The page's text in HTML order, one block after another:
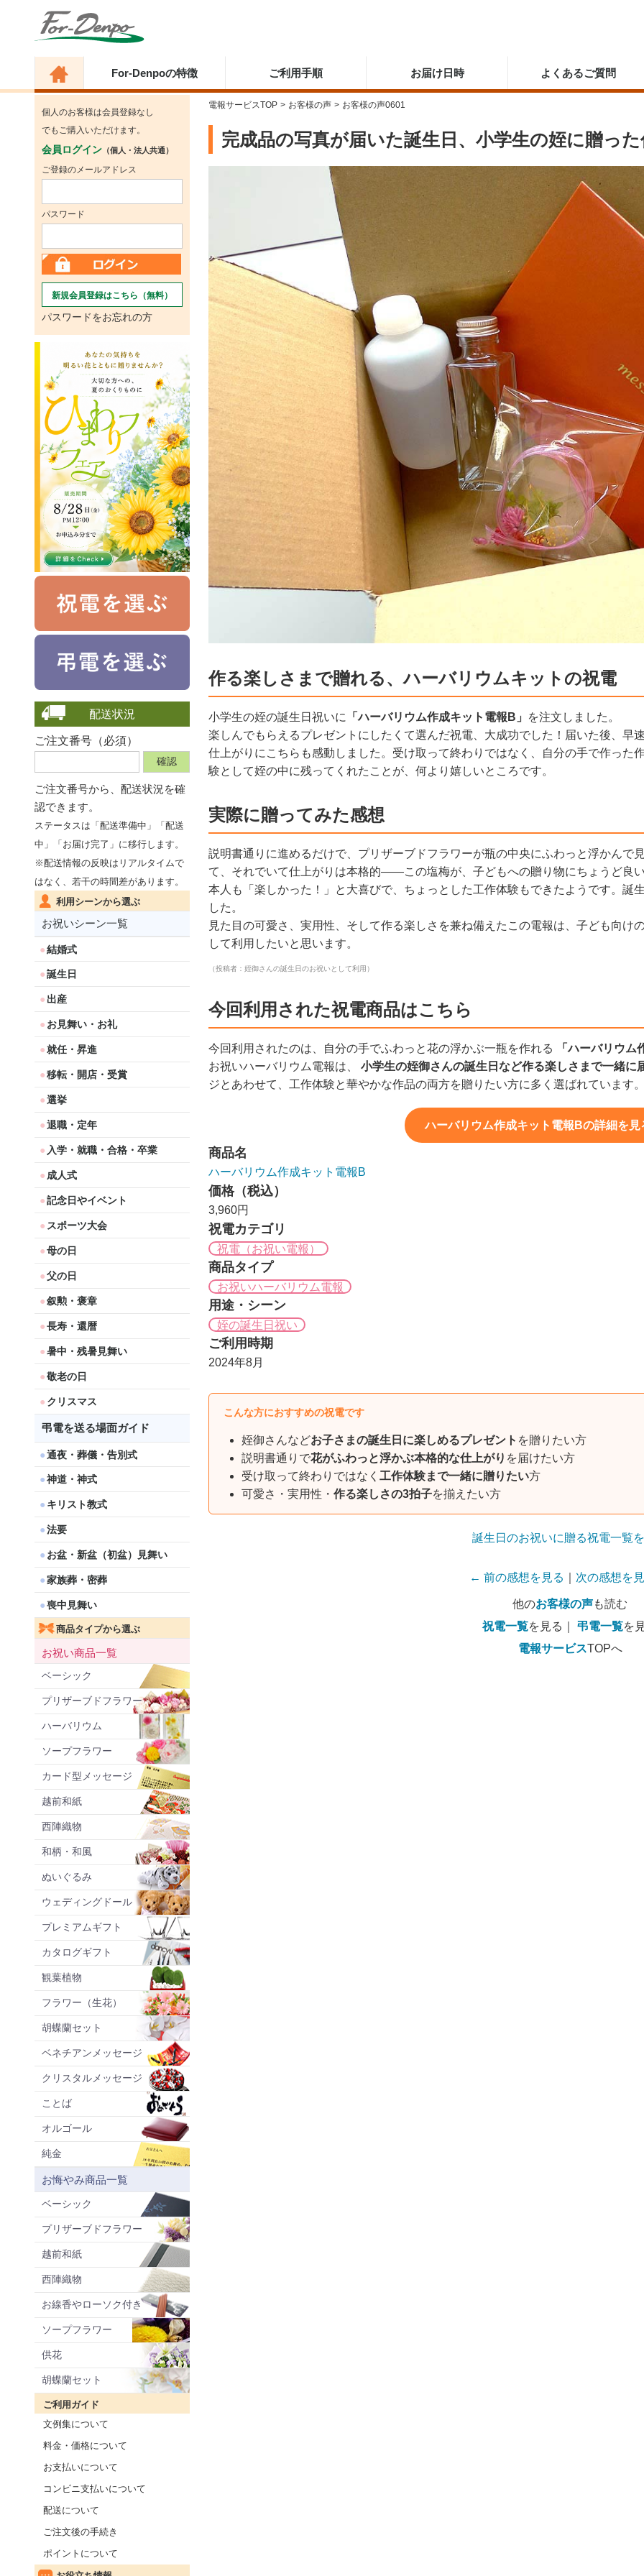
For-Denpoの特徴 ご利用手順 お届け日時 よくあるご質問
個人のお客様は会員登録なし
でもご購入いただけます。
会員ログイン （個人・法人共通）
ご登録のメールアドレス
パスワード
新規会員登録はこちら（無料）
パスワードをお忘れの方
配送状況
ご注文番号（必須）
ご注文番号から、 配送状況を確
認できます。
ステータスは「配送準備中」「配送
中」「お届け完了」に移行します。
※配送情報の反映はリアルタイムで
はなく、若干の時間差があります。
利用シーンから選ぶ
お祝いシーン一覧
結婚式
誕生日
出産
お見舞い・お礼
就任・昇進
移転・開店・受賞
選挙
退職・定年
入学・就職・合格・卒業
成人式
記念日やイベント
スポーツ大会
母の日
父の日
叙勲・褒章
長寿・還暦
暑中・残暑見舞い
敬老の日
クリスマス
弔電を送る場面ガイド
通夜・葬儀・告別式
神道・神式
キリスト教式
法要
お盆・新盆（初盆）見舞い
家族葬・密葬
喪中見舞い
商品タイプから選ぶ
お祝い商品一覧
ベーシック
プリザーブドフラワー
ハーバリウム
ソープフラワー
カード型メッセージ
越前和紙
西陣織物
和柄・和風
ぬいぐるみ
ウェディングドール
プレミアムギフト
カタログギフト
観葉植物
フラワー（生花）
胡蝶蘭セット
ベネチアンメッセージ
クリスタルメッセージ
ことば
オルゴール
純金
お悔やみ商品一覧
ベーシック
プリザーブドフラワー
越前和紙
西陣織物
お線香やローソク付き
ソープフラワー
供花
胡蝶蘭セット
ご利用ガイド
文例集について
料金・価格について
お支払いについて
コンビニ支払いについて
配送について
ご注文後の手続き
ポイントについて
電報サービスTOP > お客様の声 > お客様の声0601
完成品の写真が届いた誕生日、小学生の姪に贈っ
作る楽しさまで贈れる、ハーバリウムキットの祝電
小学生の姪の誕生日祝いに 「ハーバリウム作成キット電報B」
を注文しました。
楽しんでもらえるプレゼントにしたくて選んだ祝電、大成功でした！届いた後、早
仕上がりにこちらも感動しました。受け取って終わりではなく、自分の手で作っ
験として姪の中に残ってくれたことが、何より嬉しいところです。
実際に贈ってみた感想
説明書通りに進めるだけで、プリザーブドフラワーが瓶の中央にふわっと浮かんで
て、それでいて仕上がりは本格的——この塩梅が、子どもへの贈り物にちょうど良
本人も「楽しかった！」と大喜びで、ちょっとした工作体験もできたようです。誕
した。
見た目の可愛さ、実用性、そして作る楽しさを兼ね備えたこの電報は、子ども向け
して利用したいと思います。
（投稿者：姪御さんの誕生日のお祝いとして利用）
今回利用された祝電商品はこちら
今回利用されたのは、自分の手でふわっと花の浮かぶ一瓶を作れる
「ハーバリウ
お祝いハーバリウム電報は、 小学生の姪御さんの誕生日など作る楽しさまで一緒に
ジとあわせて、工作体験と華やかな作品の両方を贈りたい方に多く選ばれています
ハーバリウム作成キット電報Bの詳細を見
商品名
ハーバリウム作成キット電報B
価格（税込）
3,960円
祝電カテゴリ
祝電（お祝い電報）
商品タイプ
お祝いハーバリウム電報
用途・シーン
姪の誕生日祝い
ご利用時期
2024年8月
こんな方におすすめの祝電です
姪御さんなどお子さまの誕生日に楽しめるプレゼント を贈りたい方
説明書通りで花がふわっと浮かぶ本格的な仕上がり を届けたい方
受け取って終わりではなく 工作体験まで一緒に贈りたい方
可愛さ・実用性・ 作る楽しさの3拍子を揃えたい方
誕生日のお祝いに贈る祝電一覧
← 前の感想を見る 次の感想を
他のお客様の声も読む
祝電一覧を見る｜ 弔電一覧を
電報サービスTOPへ